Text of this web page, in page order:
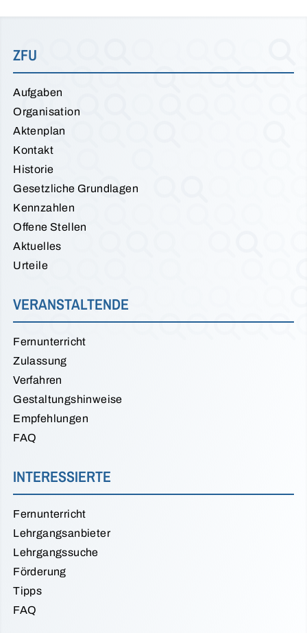
ZFU
Aufgaben
Organisation
Aktenplan
Kontakt
Historie
Gesetzliche Grundlagen
Kennzahlen
Offene Stellen
Aktuelles
Urteile
VERANSTALTENDE
Fernunterricht
Zulassung
Verfahren
Gestaltungshinweise
Empfehlungen
FAQ
INTERESSIERTE
Fernunterricht
Lehrgangsanbieter
Lehrgangssuche
Förderung
Tipps
FAQ